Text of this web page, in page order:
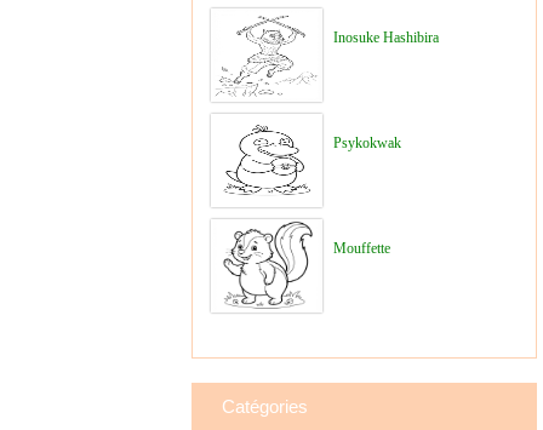
Inosuke Hashibira
Psykokwak
Mouffette
Catégories